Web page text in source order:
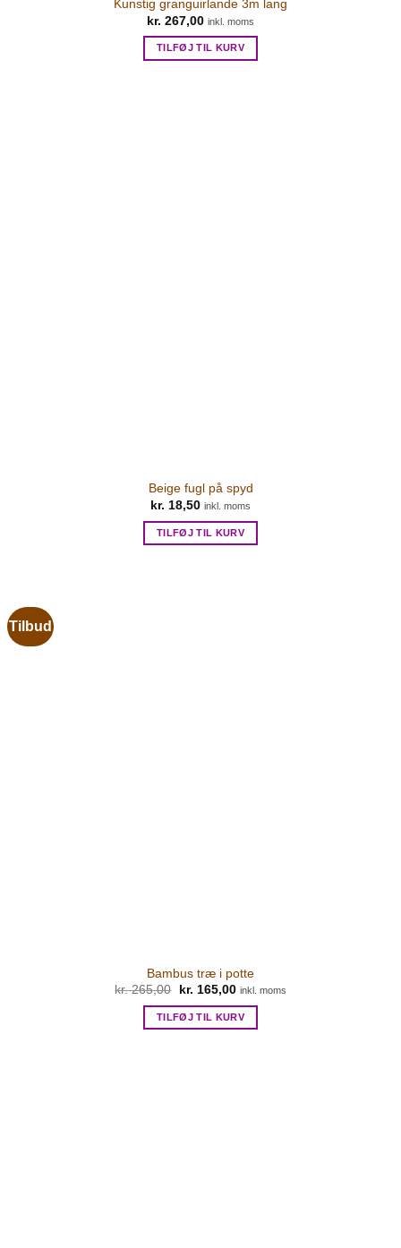
Kunstig granguirlande 3m lang
kr. 267,00 inkl. moms
TILFØJ TIL KURV
Beige fugl på spyd
kr. 18,50 inkl. moms
TILFØJ TIL KURV
Tilbud
Bambus træ i potte
kr.265,00
Den
pris
var:
kr. 165,00Den
pris
er:
inkl. moms
TILFØJ TIL KURV